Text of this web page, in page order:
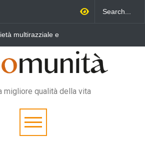
multirazziale e
migliore qualità della vita